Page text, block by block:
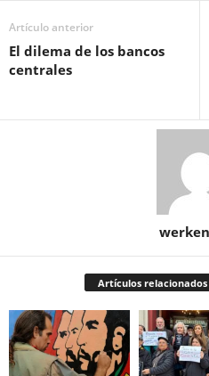
Artículo anterior
El dilema de los bancos
centrales
Artículos relacionados